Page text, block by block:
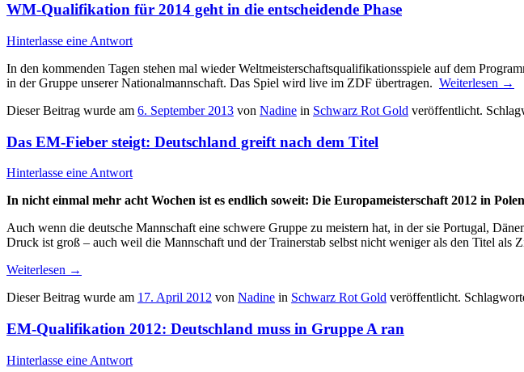
WM-Qualifikation für 2014 geht in die entscheidende Phase
Hinterlasse eine Antwort
In den kommenden Tagen stehen mal wieder Weltmeisterschaftsqualifikationsspiele auf dem
in der Gruppe unserer Nationalmannschaft. Das Spiel wird live im ZDF übertragen. Weiterlesen →
Dieser Beitrag wurde am 6. September 2013 von Nadine in Schwarz Rot Gold veröffentlicht.
Das EM-Fieber steigt: Deutschland greift nach dem Titel
Hinterlasse eine Antwort
In nicht einmal mehr acht Wochen ist es endlich soweit: Die Europameisterschaft 2012 in
Auch wenn die deutsche Mannschaft eine schwere Gruppe zu meistern hat, in der sie Portugal,
Druck ist groß – auch weil die Mannschaft und der Trainerstab selbst nicht weniger als den Titel als
Weiterlesen →
Dieser Beitrag wurde am 17. April 2012 von Nadine in Schwarz Rot Gold veröffentlicht.
EM-Qualifikation 2012: Deutschland muss in Gruppe A ran
Hinterlasse eine Antwort